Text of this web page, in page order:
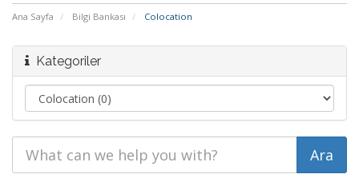
Ana Sayfa Bilgi Bankası Colocation
Kategoriler